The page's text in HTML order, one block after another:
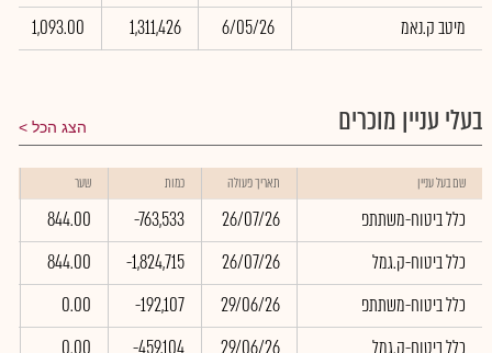
מיטב ק.נאמ
6/05/26
1,311,426
1,093.00
בעלי עניין מוכרים הצג הכל
שם בעל עניין תאריך פעולה כמות שער
כלל ביטוח-משתתפ 26/07/26
-763,533
844.00
כלל ביטוח-ק.גמל
26/07/26
-1,824,715
844.00
כלל ביטוח-משתתפ
29/06/26
-192,107
0.00